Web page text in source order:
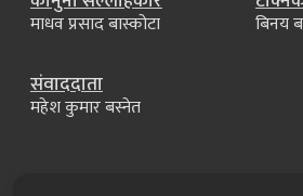
माधव प्रसाद बास्कोटा बिनय
संवाददाता
महेश कुमार बस्नेत